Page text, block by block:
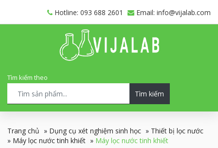
Hotline: 093 688 2601 Email: info@vijalab.com
Tìm kiếm theo
Tìm kiếm
Trang chủ » Dụng cụ xét nghiệm sinh học » Thiết bị lọc nước
» Máy lọc nước tinh khiết » Máy lọc nước tinh khiết